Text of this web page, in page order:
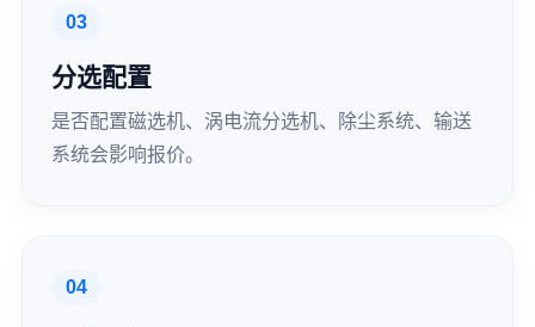
03
分选配置
是否配置磁选机、涡电流分选机、除尘系统、输送
系统会影响报价。
04